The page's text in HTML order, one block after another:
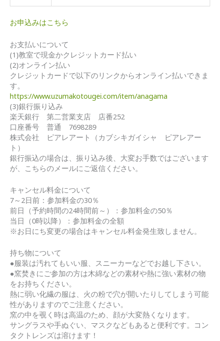
お申込みはこちら
お支払いについて
(1)教室で現金かクレジットカード払い
(2)オンライン払い
クレジットカードで以下のリンクからオンライン払いできま
す。
https://www.uzumakotougei.com/item/anagama
(3)銀行振り込み
楽天銀行 第二営業支店 店番252
口座番号 普通 7698289
株式会社 ピアレアート（カブシキガイシャ ピアレアー
ト）
銀行振込の場合は、振り込み後、大変お手数ではございます
が、こちらのメールにご返信ください。
キャンセル料金について
7～2日前：参加料金の30％
前日（予約時間の24時間前～）：参加料金の50％
当日（0時以降）：参加料金の全額
※お日にち変更の場合はキャンセル料金発生致しません。
持ち物について
●服装は汚れてもいい服、スニーカーなどでお越し下さい。
●窯焚きにご参加の方は木綿などの素材や熱に強い素材の物
をお持ちください。
熱に弱い化繊の服は、火の粉で穴が開いたりしてしまう可能
性がありますのでご注意ください。
窯の中を覗く時は高温のため、顔が大変熱くなります。
サングラスや手ぬぐい、マスクなどもあると便利です。コン
タクトレンズは溶けます！